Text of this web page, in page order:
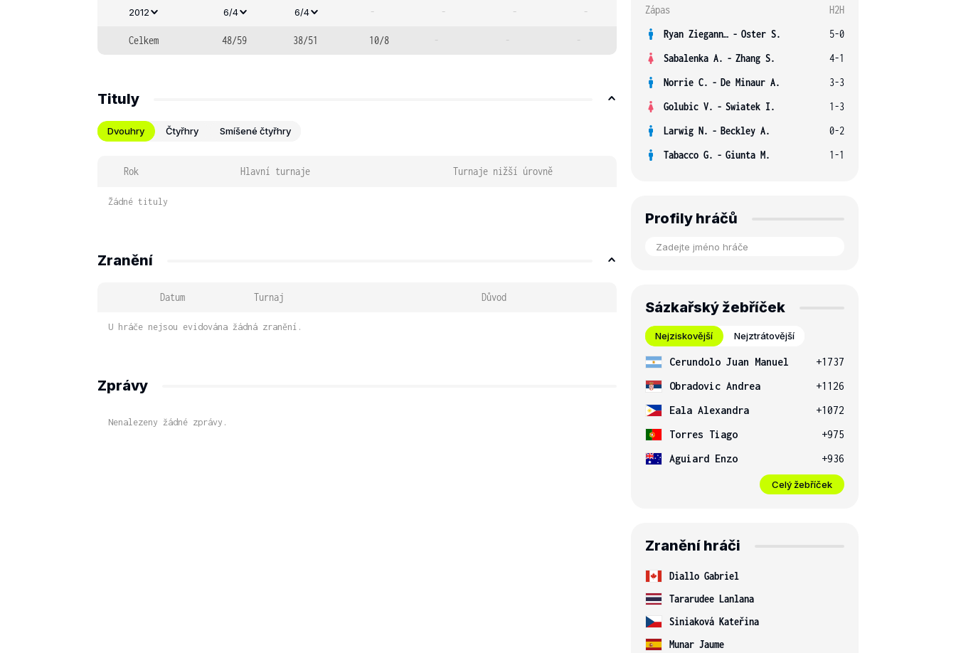
2012 6/4 6/4 - - - -
Celkem 48/59 38/51 10/8 - - -
Tituly
Dvouhry Čtyřhry Smíšené čtyřhry
Rok Hlavní turnaje Turnaje nižší úrovně
Žádné tituly
Zranění
Datum Turnaj Důvod
U hráče nejsou evidována žádná zranění.
Zprávy
Nenalezeny žádné zprávy.
Zápas
H2H
Ryan Ziegann S. - Oster S.
5-0
Sabalenka A. - Zhang S.
4-1
Norrie C. - De Minaur A.
3-3
Golubic V. - Swiatek I.
1-3
Larwig N. - Beckley A.
0-2
Tabacco G. - Giunta M. 1-1
Profily hráčů
Sázkařský žebříček
Nejziskovější Nejztrátovější
Cerundolo Juan Manuel
+1737
Obradovic Andrea
+1126
Eala Alexandra
+1072
Torres Tiago
+975
Aguiard Enzo
+936
Celý žebříček
Zranění hráči
Diallo Gabriel
Tararudee Lanlana
Siniaková Kateřina
Munar Jaume